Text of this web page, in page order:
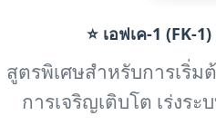
⭐ เอฟเค-1 (FK-
สูตรพิเศษสำหรับการเริ่
การเจริญเติบโต เร่งร